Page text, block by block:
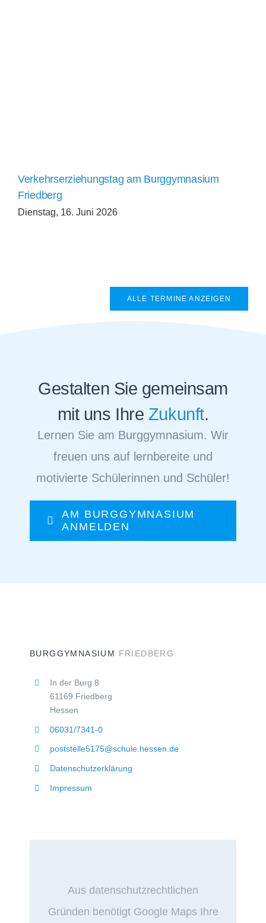
Verkehrserziehungstag am Burggymnasium
Friedberg
Dienstag, 16. Juni 2026
ALLE TERMINE ANZEIGEN
Gestalten Sie gemeinsam
mit uns Ihre Zukunft.
Lernen Sie am Burggymnasium. Wir
freuen uns auf lernbereite und
motivierte Schülerinnen und Schüler!
AM BURGGYMNASIUM
ANMELDEN
BURGGYMNASIUM FRIEDBERG
In der Burg 8
61169 Friedberg
Hessen
06031/7341-0
poststelle5175@schule.hessen.de
Datenschutzerklärung
Impressum
Aus datenschutzrechtlichen
Gründen benötigt Google Maps Ihre